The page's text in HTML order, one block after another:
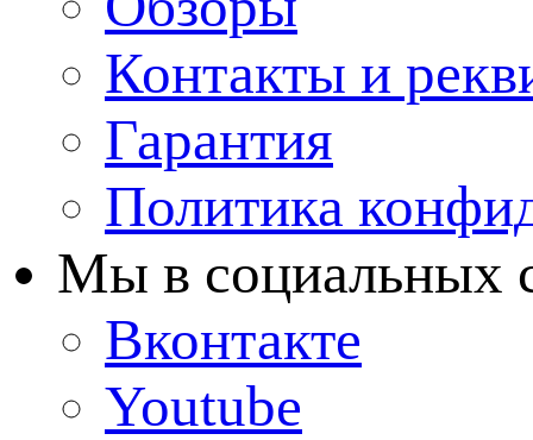
Контакты и
Гарантия
Политика
Мы в cоциальных
Вконтакте
Youtube